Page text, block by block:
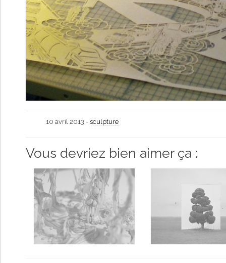
10 avril 2013 - sculpture
Vous devriez bien aimer ça :